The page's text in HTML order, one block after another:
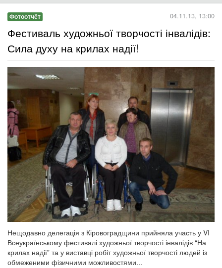
Фотоотчёт 04.11.13, 13:00
Фестиваль художньої творчості інвалідів:
Сила духу на крилах надії!
Нещодавно делегація з Кіровоградщини прийняла участь у VI
Всеукраїнському фестивалі художньої творчості інвалідів “На
крилах надії” та у виставці робіт художньої творчості людей із
обмеженими фізичними можливостями...